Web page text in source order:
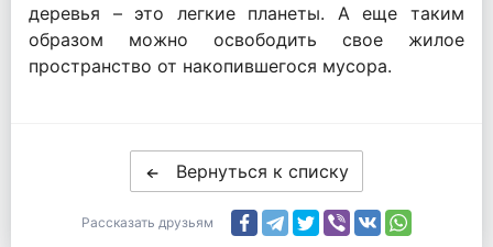
деревья – это легкие планеты. А еще таким
образом можно освободить свое жилое
пространство от накопившегося мусора.
Вернуться к списку
Рассказать друзьям